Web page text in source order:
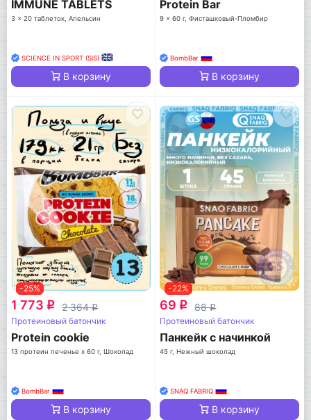
IMMUNE TABLETS
3 x 20 таблеток, Апельсин
SCIENCE IN SPORT (SiS)
В корзину
Protein Bar
9 x 60 г, Фисташковый-Пломбир
BombBar
В корзину
-25%
1 773 q 2 364q
Протеиновый батончик
Protein cookie
13 протеин печенье x 60 г, Шоколад
BombBar
В корзину
-22%
69 q 88q
Протеиновый батончик
Панкейк с начинкой
45 г, Нежный шоколад
SNAQ FABRIQ
В корзину